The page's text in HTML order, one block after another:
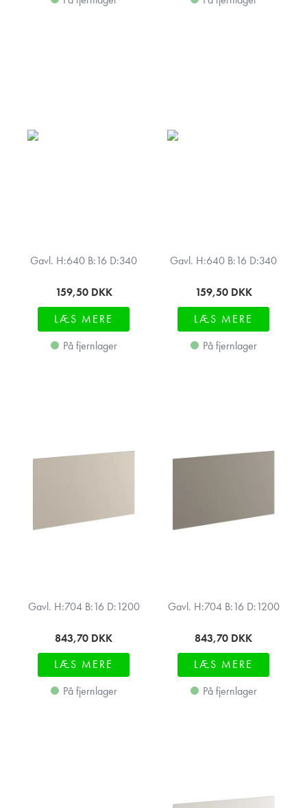
Gavl. H:640 B:16 D:340
159,50 DKK
LÆS MERE
På fjernlager
Gavl. H:640 B:16 D:340
159,50 DKK
LÆS MERE
På fjernlager
Gavl. H:704 B:16 D:1200
843,70 DKK
LÆS MERE
På fjernlager
Gavl. H:704 B:16 D:1200
843,70 DKK
LÆS MERE
På fjernlager